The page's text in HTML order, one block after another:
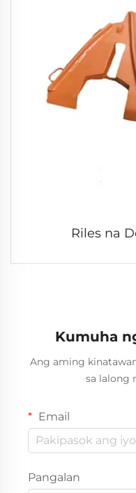
Riles na
Kumuha
Ang aming
sa lalong
Email
Pangalan